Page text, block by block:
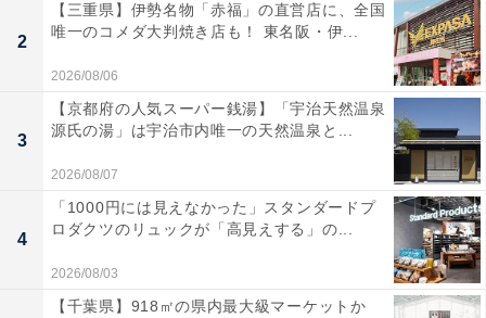
2
【三重県】伊勢名物「赤福」の直営店に、全国
唯一のコメダ大判焼き店も！ 東名阪・伊...
2026/08/06
3
【京都府の人気スーパー銭湯】「宇治天然温泉
源氏の湯」は宇治市内唯一の天然温泉と...
2026/08/07
4
「1000円には見えなかった」スタンダードプ
ロダクツのリュックが「高見えする」の...
2026/08/03
【千葉県】918㎡の県内最大級マーケットか